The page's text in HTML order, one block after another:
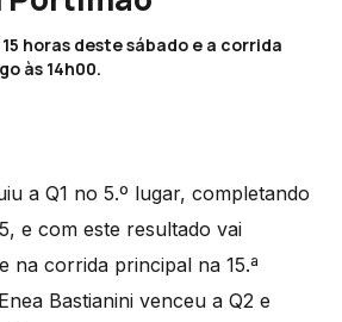
horas deste sábado e a corrida
às 14h00.
a Q1 no 5.º lugar, completando
e com este resultado vai
na corrida principal na 15.ª
Bastianini venceu a Q2 e